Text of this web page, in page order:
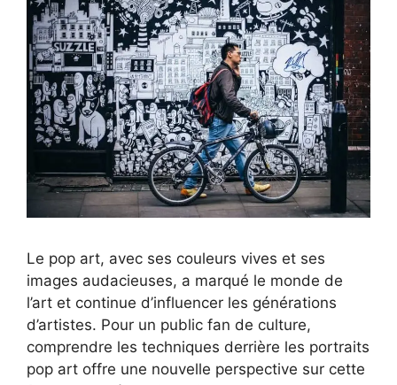
Le pop art, avec ses couleurs vives et ses
images audacieuses, a marqué le monde de
l’art et continue d’influencer les générations
d’artistes. Pour un public fan de culture,
comprendre les techniques derrière les portraits
pop art offre une nouvelle perspective sur cette